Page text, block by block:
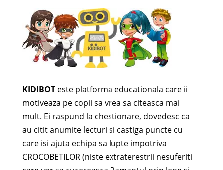
KIDIBOTeste platforma educationala care ii
motiveaza pe copii sa vrea sa citeasca mai
mult. Ei raspund la chestionare, dovedesc ca
au citit anumite lecturi si castiga puncte cu
care isi ajuta echipa sa lupte impotriva
CROCOBETILOR (niste extraterestrii nesuferiti